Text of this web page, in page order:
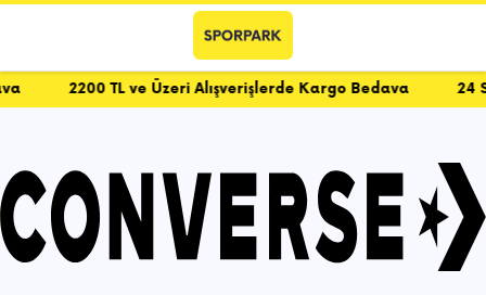
2200 TL ve Üzeri Alışverişlerde Kargo Bedava 24